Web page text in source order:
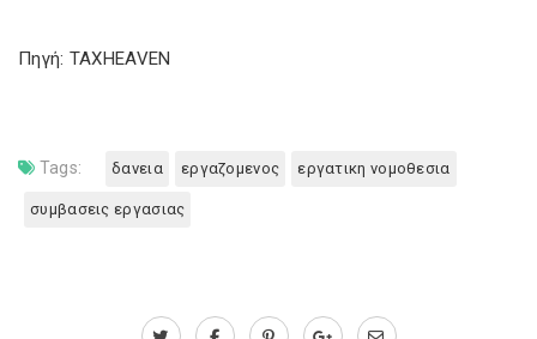
Πηγή: TAXHEAVEN
Tags: δανεια εργαζομενος εργατικη νομοθεσια
συμβασεις εργασιας